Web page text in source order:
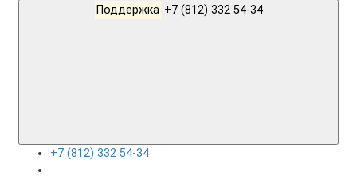
Поддержка +7 (812) 332 54-34
+7 (812) 332 54-34